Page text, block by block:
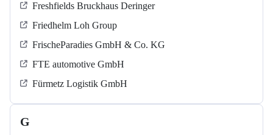
Freshfields Bruckhaus Deringer
Friedhelm Loh Group
FrischeParadies GmbH & Co. KG
FTE automotive GmbH
Fürmetz Logistik GmbH
G